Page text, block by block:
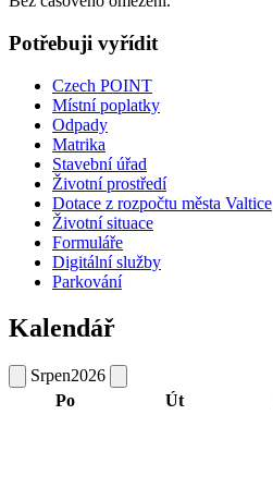
Potřebuji vyřídit
Czech POINT
Místní poplatky
Odpady
Matrika
Stavební úřad
Životní prostředí
Dotace z rozpočtu města Valtice
Životní situace
Formuláře
Digitální služby
Parkování
Kalendář
Srpen2026
Po
Út